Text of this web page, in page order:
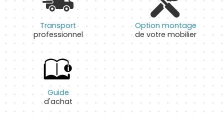
Transport
professionnel
Option montage
de votre mobilier
Guide
d'achat